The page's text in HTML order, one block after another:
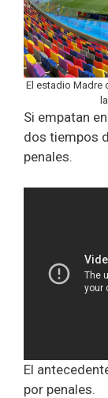
El estadio Madre
Si empatan
dos tiempos
penales.
El
por penales.